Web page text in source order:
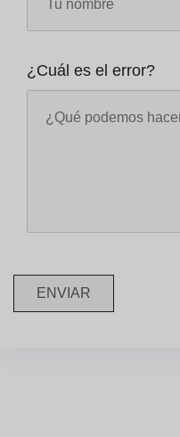
¿Cuál es el error?
ENVIAR